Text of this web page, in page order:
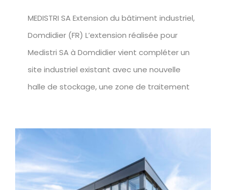
MEDISTRI SA Extension du bâtiment industriel,
Domdidier (FR) L’extension réalisée pour
Medistri SA à Domdidier vient compléter un
site industriel existant avec une nouvelle
halle de stockage, une zone de traitement